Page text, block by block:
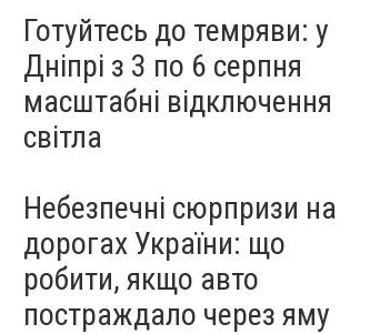
Готуйтесь до темряви: у
Дніпрі з 3 по 6 серпня
масштабні відключення
світла
Небезпечні сюрпризи на
дорогах України: що
робити, якщо авто
постраждало через яму